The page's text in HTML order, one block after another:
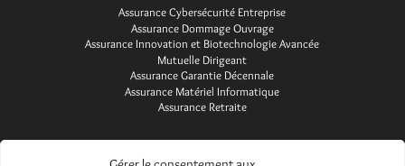
Assurance Cybersécurité Entreprise
Assurance Dommage Ouvrage
Assurance Innovation et Biotechnologie Avancée
Mutuelle Dirigeant
Assurance Garantie Décennale
Assurance Matériel Informatique
Assurance Retraite